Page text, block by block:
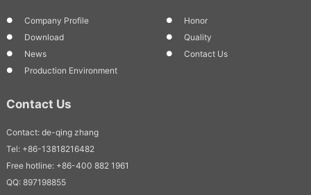
Company Profile
Honor
Download
Quality
News
Contact Us
Production Environment
Contact Us
Contact: de-qing zhang
Tel: +86-13818216482
Free hotline: +86-400 882 1961
QQ: 897198855